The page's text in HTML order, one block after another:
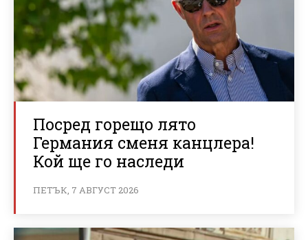
Посред горещо лято
Германия сменя канцлера!
Кой ще го наследи
ПЕТЪК, 7 АВГУСТ 2026